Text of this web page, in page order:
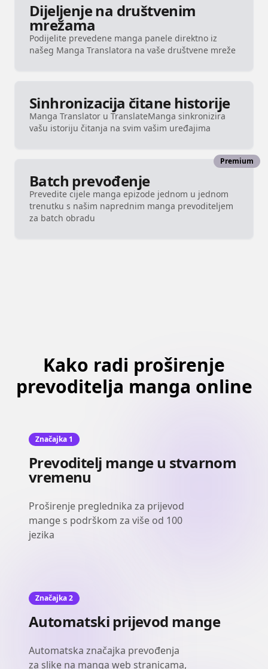
Dijeljenje na društvenim
mrežama
Podijelite prevedene manga panele direktno iz
našeg Manga Translatora na vaše društvene mreže
Sinhronizacija čitane historije
Manga Translator u TranslateManga sinkronizira
vašu istoriju čitanja na svim vašim uređajima
Batch prevođenje
Prevedite cijele manga epizode jednom u jednom
trenutku s našim naprednim manga prevoditeljem
za batch obradu
Premium
Kako radi proširenje
prevoditelja manga online
Značajka 1
Prevoditelj mange u stvarnom
vremenu
Proširenje preglednika za prijevod
mange s podrškom za više od 100
jezika
Značajka 2
Automatski prijevod mange
Automatska značajka prevođenja
za slike na manga web stranicama,